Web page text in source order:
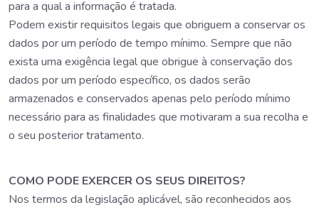
para a qual a informação é tratada.
Podem existir requisitos legais que obriguem a conservar os
dados por um período de tempo mínimo. Sempre que não
exista uma exigência legal que obrigue à conservação dos
dados por um período específico, os dados serão
armazenados e conservados apenas pelo período mínimo
necessário para as finalidades que motivaram a sua recolha e
o seu posterior tratamento.
COMO PODE EXERCER OS SEUS DIREITOS?
Nos termos da legislação aplicável, são reconhecidos aos